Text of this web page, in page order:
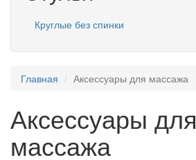
Круглые без спинки
Главная Аксессуары для массажа
Аксессуары для
массажа